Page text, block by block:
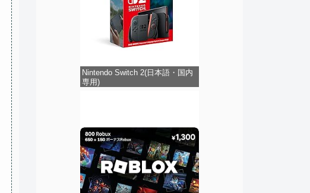
Nintendo Switch 2(日本語・国内
専用)